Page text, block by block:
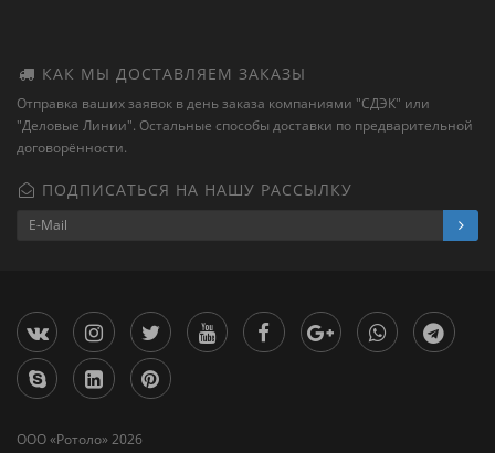
КАК МЫ ДОСТАВЛЯЕМ ЗАКАЗЫ
Отправка ваших заявок в день заказа компаниями "СДЭК" или
"Деловые Линии". Остальные способы доставки по предварительной
договорённости.
ПОДПИСАТЬСЯ НА НАШУ РАССЫЛКУ
ООО «‎Ротоло» 2026